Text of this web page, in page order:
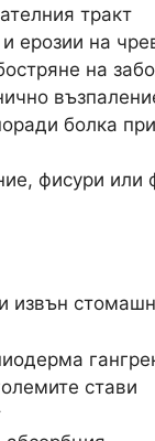
тракт
ерозии на
на
болка
фисури или
извън
стави